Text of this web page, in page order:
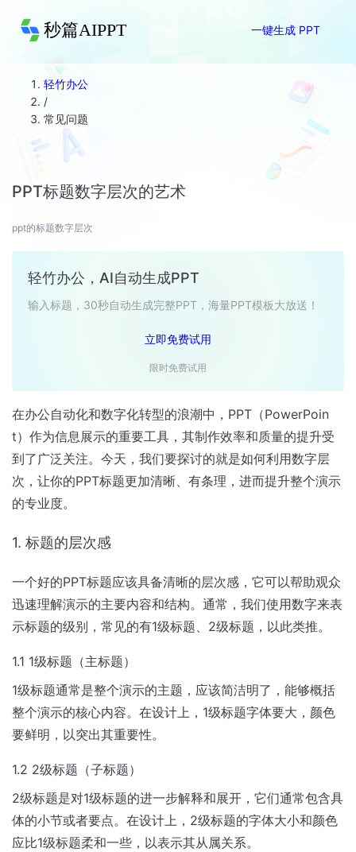
秒篇AIPPT 一键生成 PPT
轻竹办公
/
常见问题
PPT标题数字层次的艺术
ppt的标题数字层次
轻竹办公，AI自动生成PPT
输入标题，30秒自动生成完整PPT，海量PPT模板大放送！
立即免费试用
限时免费试用
在办公自动化和数字化转型的浪潮中，PPT（PowerPoin
t）作为信息展示的重要工具，其制作效率和质量的提升受
到了广泛关注。今天，我们要探讨的就是如何利用数字层
次，让你的PPT标题更加清晰、有条理，进而提升整个演示
的专业度。
1. 标题的层次感
一个好的PPT标题应该具备清晰的层次感，它可以帮助观众
迅速理解演示的主要内容和结构。通常，我们使用数字来表
示标题的级别，常见的有1级标题、2级标题，以此类推。
1.1 1级标题（主标题）
1级标题通常是整个演示的主题，应该简洁明了，能够概括
整个演示的核心内容。在设计上，1级标题字体要大，颜色
要鲜明，以突出其重要性。
1.2 2级标题（子标题）
2级标题是对1级标题的进一步解释和展开，它们通常包含具
体的小节或者要点。在设计上，2级标题的字体大小和颜色
应比1级标题柔和一些，以表示其从属关系。